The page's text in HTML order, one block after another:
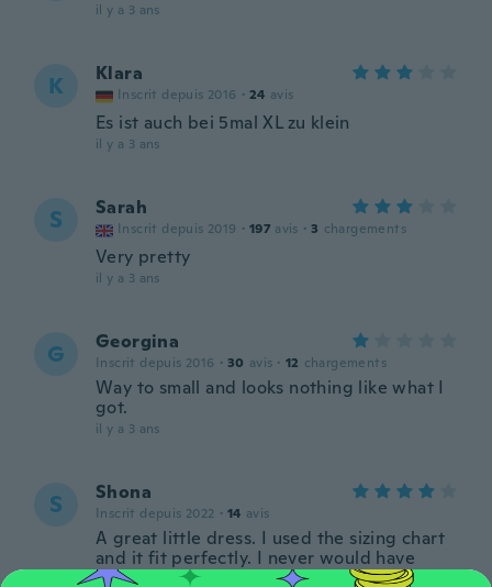
il y a 3 ans
K Klara
Inscrit depuis 2016 · 24 avis
Es ist auch bei 5mal XL zu klein
il y a 3 ans
S Sarah
Inscrit depuis 2019 · 197 avis · 3 chargements
Very pretty
il y a 3 ans
G Georgina
Inscrit depuis 2016 · 30 avis · 12 chargements
Way to small and looks nothing like what I
got.
il y a 3 ans
S Shona
Inscrit depuis 2022 · 14 avis
A great little dress. I used the sizing chart
and it fit perfectly. I never would have
ordered the size without that chart. Use it